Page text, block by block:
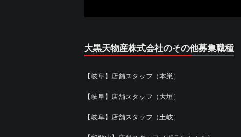
大黒天物産株式会社のその他募集職種
【岐阜】店舗スタッフ（本巣）
【岐阜】店舗スタッフ（大垣）
【岐阜】店舗スタッフ（土岐）